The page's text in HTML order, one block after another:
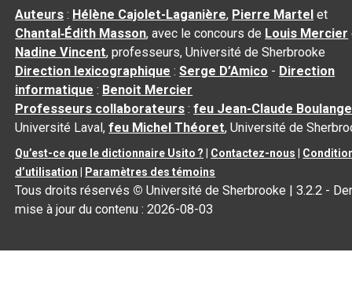
Auteurs : Hélène Cajolet-Laganière, Pierre Martel et
Chantal‑Édith Masson, avec le concours de Louis Mercier
Nadine Vincent, professeurs, Université de Sherbrooke
Direction lexicographique :Serge D’Amico - Direction
informatique : Benoit Mercier
Professeurs collaborateurs :feu Jean-Claude
Université Laval,feu Michel Théoret, Université de
Qu’est-ce que le dictionnaire Usito ? Contactez-nous
d’utilisation
Paramètres des témoins
Tous droits réservés © Université de Sherbrooke |3.2.2 -
mise à jour du contenu :2026-08-03